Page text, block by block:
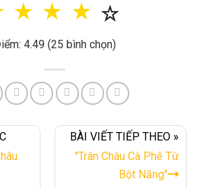
☆
☆
☆
☆
4.49 (25 bình chọn)
BÀI VIẾT TIẾP THEO »
"Trân Châu Cà Phê Từ
Bột Năng"